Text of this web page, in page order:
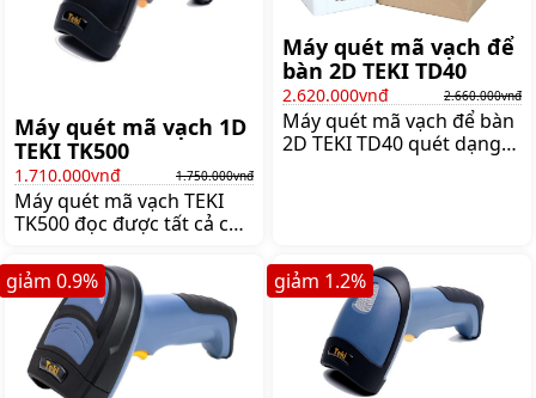
Máy quét mã vạch 1D
TEKI TK500
1.710.000vnđ 1.750.000vnđ
Máy quét mã vạch TEKI
TK500 đọc được tất cả các
tia quét đèn Led đỏ, với
tốc độ 300 mã/giây,
Giá:1.750.000 đ
Máy quét mã vạch để
bàn 2D TEKI TD40
2.620.000vnđ 2.660.000vnđ
Máy quét mã vạch để bàn
2D TEKI TD40 quét dạng
giảm 0.9% giảm 1.2%